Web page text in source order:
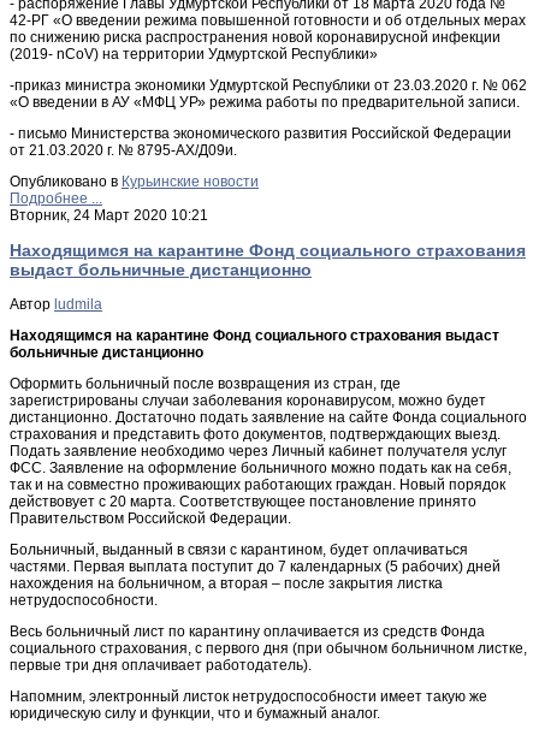
- распоряжение Главы Удмуртской Республики от 18 марта 2020 года №
42-РГ «О введении режима повышенной готовности и об отдельных мерах
по снижению риска распространения новой коронавирусной инфекции
(2019- nCoV) на территории Удмуртской Республики»
-приказ министра экономики Удмуртской Республики от 23.03.2020 г. № 062
«О введении в АУ «МФЦ УР» режима работы по предварительной записи.
- письмо Министерства экономического развития Российской Федерации
от 21.03.2020 г. № 8795-АХ/Д09и.
Опубликовано в Курьинские новости
Подробнее ...
Вторник, 24 Март 2020 10:21
Находящимся на карантине Фонд социального страхования
выдаст больничные дистанционно
Автор ludmila
Находящимся на карантине Фонд социального страхования выдаст
больничные дистанционно
Оформить больничный после возвращения из стран, где
зарегистрированы случаи заболевания коронавирусом, можно будет
дистанционно. Достаточно подать заявление на сайте Фонда социального
страхования и представить фото документов, подтверждающих выезд.
Подать заявление необходимо через Личный кабинет получателя услуг
ФСС. Заявление на оформление больничного можно подать как на себя,
так и на совместно проживающих работающих граждан. Новый порядок
действовует с 20 марта. Соответствующее постановление принято
Правительством Российской Федерации.
Больничный, выданный в связи с карантином, будет оплачиваться
частями. Первая выплата поступит до 7 календарных (5 рабочих) дней
нахождения на больничном, а вторая – после закрытия листка
нетрудоспособности.
Весь больничный лист по карантину оплачивается из средств Фонда
социального страхования, с первого дня (при обычном больничном листке,
первые три дня оплачивает работодатель).
Напомним, электронный листок нетрудоспособности имеет такую же
юридическую силу и функции, что и бумажный аналог.